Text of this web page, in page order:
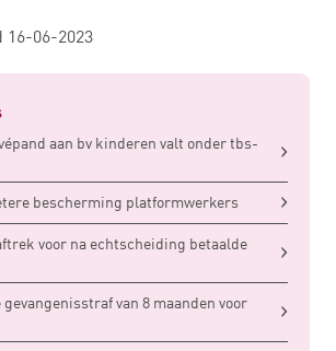
16-06-2023
aan bv kinderen valt onder tbs-
bescherming platformwerkers
voor na echtscheiding betaalde
van 8 maanden voor